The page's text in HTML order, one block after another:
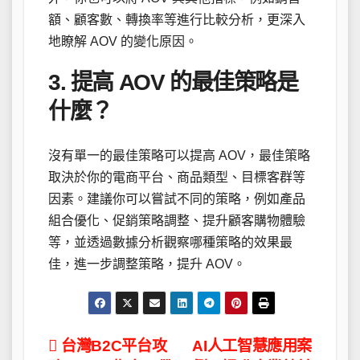
額、顧客數、轉換率等進行比較分析，更深入
地瞭解 AOV 的變化原因。
3. 提高 AOV 的最佳策略是
什麼？
沒有單一的最佳策略可以提高 AOV，最佳策略
取決於你的電商平台、商品類型、目標客群等
因素。建議你可以嘗試不同的策略，例如產品
組合優化、促銷策略調整、提升顧客購物體驗
等，並透過數據分析觀察哪種策略的效果最
佳，進一步調整策略，提升 AOV。
文
AI人工智慧應用案
台灣B2C平台攻